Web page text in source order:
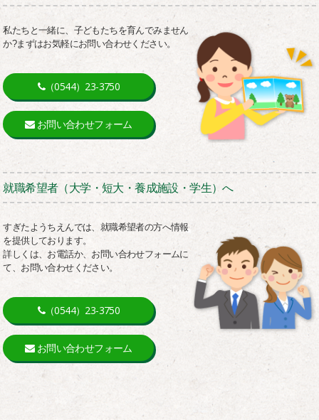
私たちと一緒に、子どもたちを育んでみません
か?まずはお気軽にお問い合わせください。
（0544）23-3750
お問い合わせフォーム
就職希望者（大学・短大・養成施設・学生）へ
すぎたようちえんでは、就職希望者の方へ情報
を提供しております。
詳しくは、お電話か、お問い合わせフォームに
て、お問い合わせください。
（0544）23-3750
お問い合わせフォーム